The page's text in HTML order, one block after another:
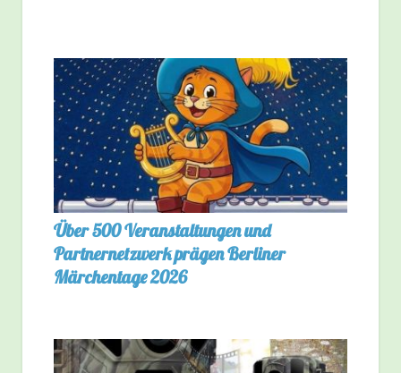
Über 500 Veranstaltungen und
Partnernetzwerk prägen Berliner
Märchentage 2026